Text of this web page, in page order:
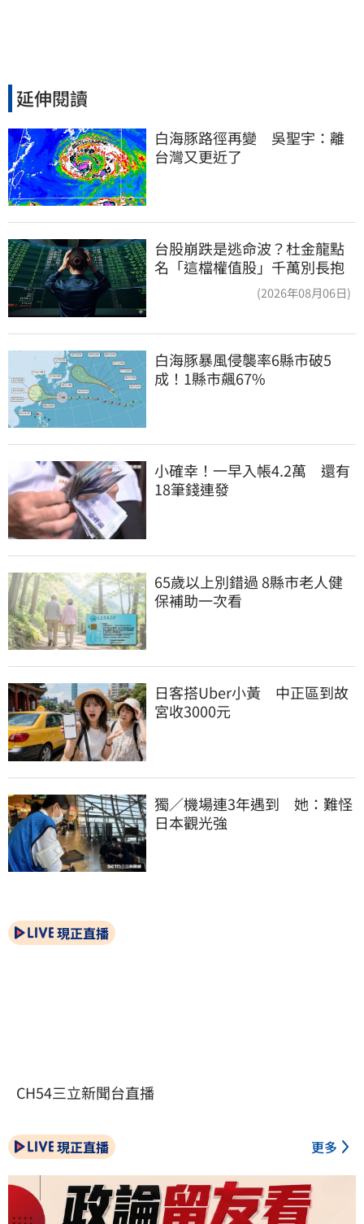
延伸閱讀
白海豚路徑再變　吳聖宇：離
台灣又更近了
台股崩跌是逃命波？杜金龍點
名「這檔權值股」千萬別長抱
(2026年08月06日)
白海豚暴風侵襲率6縣市破5
成！1縣市飆67%
小確幸！一早入帳4.2萬　還有
18筆錢連發
65歲以上別錯過 8縣市老人健
保補助一次看
日客搭Uber小黃　中正區到故
宮收3000元
獨／機場連3年遇到　她：難怪
日本觀光強
現正直播
CH54三立新聞台直播
現正直播 更多